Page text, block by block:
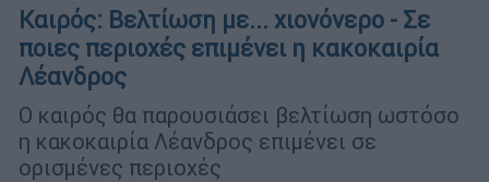
Καιρός: Βελτίωση με... χιονόνερο - Σε
ποιες περιοχές επιμένει η κακοκαιρία
Λέανδρος
Ο καιρός θα παρουσιάσει βελτίωση ωστόσο
η κακοκαιρία Λέανδρος επιμένει σε
ορισμένες περιοχές